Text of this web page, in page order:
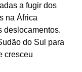
a fugir dos
na África
deslocamentos.
do Sul para
cresceu